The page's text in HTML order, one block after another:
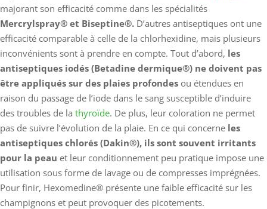
majorant son efficacité comme dans les spécialités
Mercrylspray® et Biseptine®. D’autres antiseptiques ont une
efficacité comparable à celle de la chlorhexidine, mais plusieurs
inconvénients sont à prendre en compte. Tout d’abord, les
antiseptiques iodés (Betadine dermique®) ne doivent pas
être appliqués sur des plaies profondes ou étendues en
raison du passage de l’iode dans le sang susceptible d’induire
des troubles de la thyroïde. De plus, leur coloration ne permet
pas de suivre l’évolution de la plaie. En ce qui concerne les
antiseptiques chlorés (Dakin®), ils sont souvent irritants
pour la peau et leur conditionnement peu pratique impose une
utilisation sous forme de lavage ou de compresses imprégnées.
Pour finir, Hexomedine® présente une faible efficacité sur les
champignons et peut provoquer des picotements.